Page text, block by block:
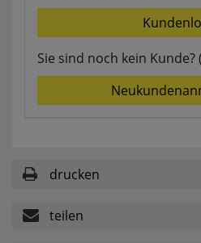
Sie sind noch kein Kunde?
drucken
teilen
Statistik
RefererCookie
ws_pferdekaemper_01-
ws_pferdekaemper_01-
FactFinder